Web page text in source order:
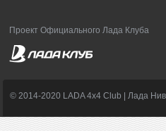
Проект Официального Лада Клуба
© 2014-2020 LADA 4x4 Club | Лада